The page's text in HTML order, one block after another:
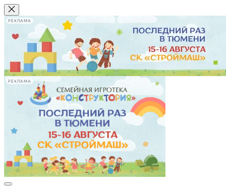
РЕКЛАМА
РЕКЛАМА